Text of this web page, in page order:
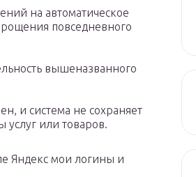
на автоматическое
повседневного
вышеназванного
и система не сохраняет
услуг или товаров.
Яндекс мои логины и